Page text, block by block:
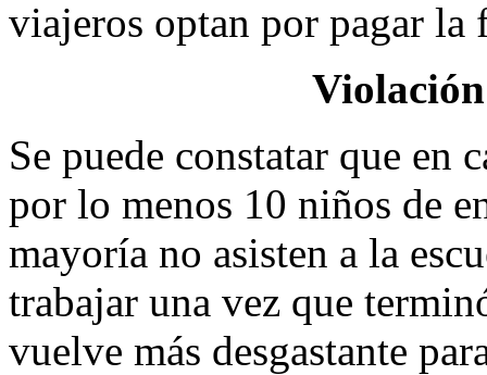
viajeros optan por pagar la
Violación
Se puede constatar que en
por lo menos 10 niños de
mayoría no asisten a la
trabajar una vez que
vuelve más desgastante